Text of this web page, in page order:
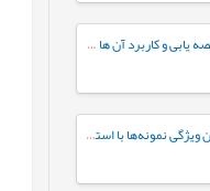
میکرو کره ها، روش های ساخت، مشخصه يابی و کاربرد آن ها در دارورسانی
مروری بر روش‌های پیش‌بینی و تخمین ویژگی نمونه‌ها با استفاده از روش‌های تجزیه‌ای و الگوریتم‌های یادگیری ماشین